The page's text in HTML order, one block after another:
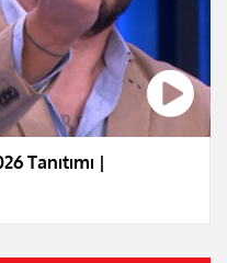
Tanıtımı |